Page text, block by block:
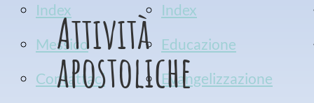
Index
Messico
Contattaci
Index
Educazione
Evangelizzazione
Attività
apostoliche